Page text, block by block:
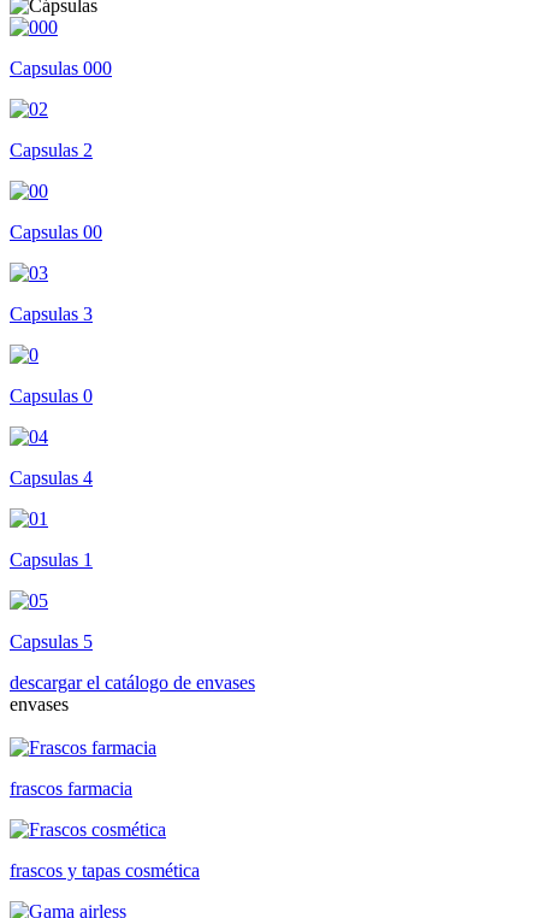
Capsulas 000
Capsulas 2
Capsulas 00
Capsulas 3
Capsulas 0
Capsulas 4
Capsulas 1
Capsulas 5
descargar el catálogo de envases
envases
frascos farmacia
frascos y tapas cosmética